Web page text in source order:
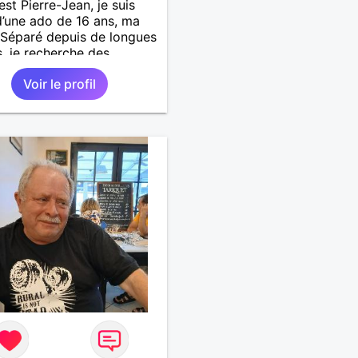
Pierre-Jean, je suis
ado de 16 ans, ma
depuis de longues
je recherche des
amicales afin de
une solitude parfois
à gérer ainsi que casser
à l’âme. L’amitié reste
peut se décliner en
plus puissants.
fera son œuvre »
Schopenhauer,
allemand que j’adore.
discuter sans pour autant
locace. Je suis bourré
avec très peu de
Je suis altruiste,
empathique,
honnête,
doux de caractère
: je laisse
Voir le profil